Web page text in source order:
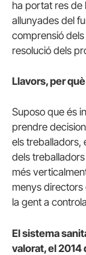
ha portat res de
allunyades del
comprensió
resolució dels
Llavors, per
Suposo que és
prendre
els treballadors,
dels
més
menys directors
la gent a
El sistema
valorat, el 2014